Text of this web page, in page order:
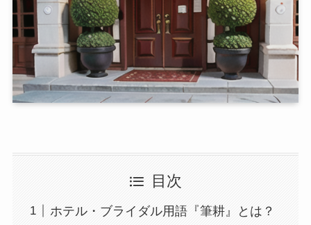
目次
ホテル・ブライダル用語『筆耕』とは？